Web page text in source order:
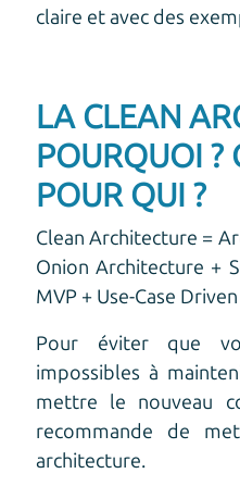
claire et avec des
LA CLEAN
POURQUOI ?
POUR QUI ?
Clean Architecture =
Onion Architecture +
MVP + Use-Case
Pour éviter que
impossibles à
mettre le nouveau
recommande de
architecture.